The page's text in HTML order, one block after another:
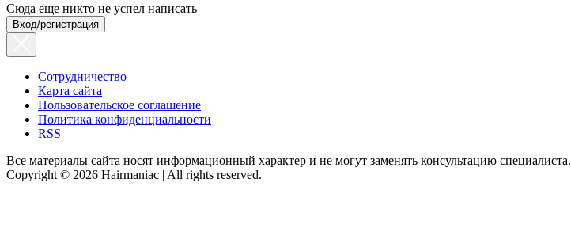
Сюда еще никто не успел написать
Вход/регистрация
Сотрудничество
Карта сайта
Пользовательское соглашение
Политика конфиденциальности
RSS
Все материалы сайта носят информационный характер и не могут заменять консультацию специалиста.
Copyright © 2026 Hairmaniac | All rights reserved.